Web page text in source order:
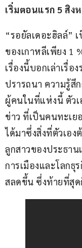
เริ่มตอนแรก 5 สิง
“รอยัลเดอะฮิลล์”
ของเกาหลีเพียง 1
เรื่องนี้บอกเล่าเรื่อ
ปรารถนา ความรู้สึ
ผู้คนในที่แห่งนี้ ตัว
ข่าว ที่เป็นคนทะเ
ได้มาซึ่งสิ่งที่ตัวเอง
ลูกสาวของประธา
การเมืองและโลก
สลดขึ้น ซึ่งท้ายที่สุ